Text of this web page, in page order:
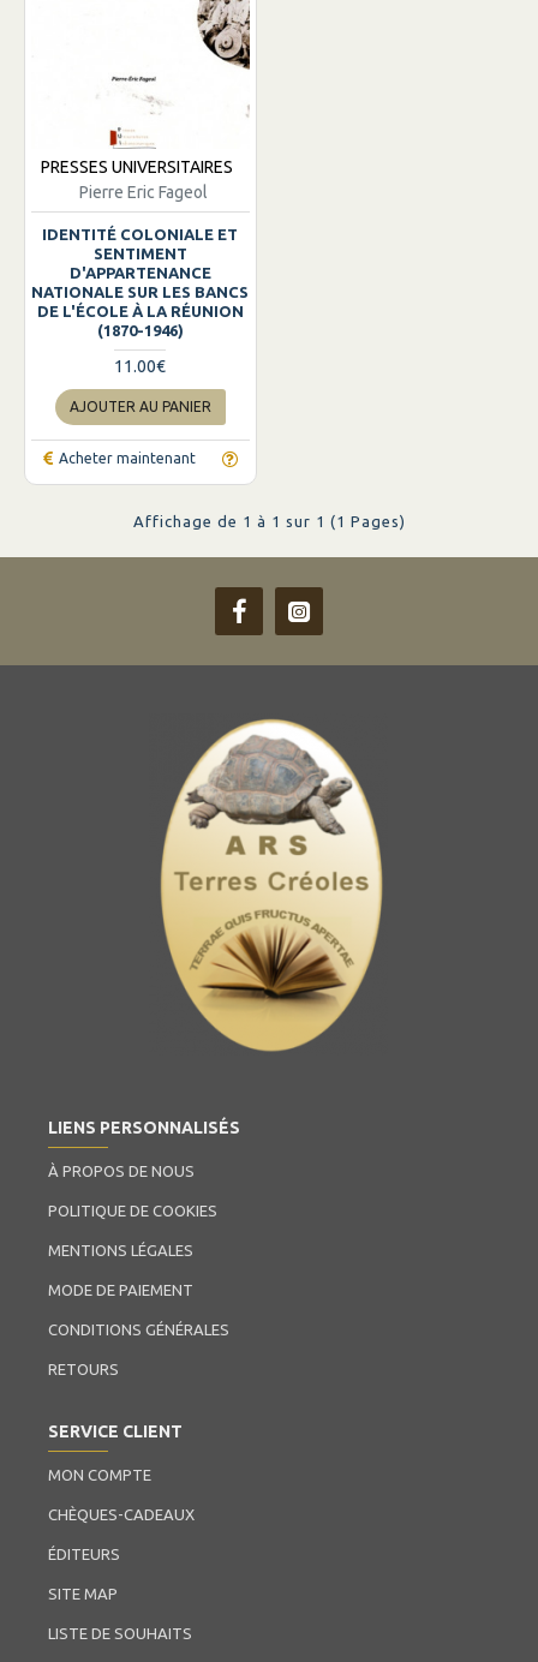
PRESSES UNIVERSITAIRES
Pierre Eric Fageol
IDENTITÉ COLONIALE ET
SENTIMENT
D'APPARTENANCE
NATIONALE SUR LES BANCS
DE L'ÉCOLE À LA RÉUNION
(1870-1946)
11.00€
AJOUTER AU PANIER
Acheter maintenant
Affichage de 1 à 1 sur 1 (1 Pages)
LIENS PERSONNALISÉS
À PROPOS DE NOUS
POLITIQUE DE COOKIES
MENTIONS LÉGALES
MODE DE PAIEMENT
CONDITIONS GÉNÉRALES
RETOURS
SERVICE CLIENT
MON COMPTE
CHÈQUES-CADEAUX
ÉDITEURS
SITE MAP
LISTE DE SOUHAITS